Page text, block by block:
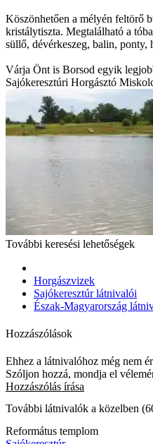
Köszönhetően a mélyén feltörő
kristálytiszta. Megtalálható a
süllő, dévérkeszeg, balin, ponty,
Várja Önt is Borsod egyik
Sajókeresztúri Horgásztó
További keresési lehetőségek
Horgászvizek
Sajókeresztúr látnivalói
Észak-Magyarország
Hozzászólások
Ehhez a látnivalóhoz még nem
Szóljon hozzá, mondja el
Hozzászólás írása
További látnivalók a közelben
Református templom